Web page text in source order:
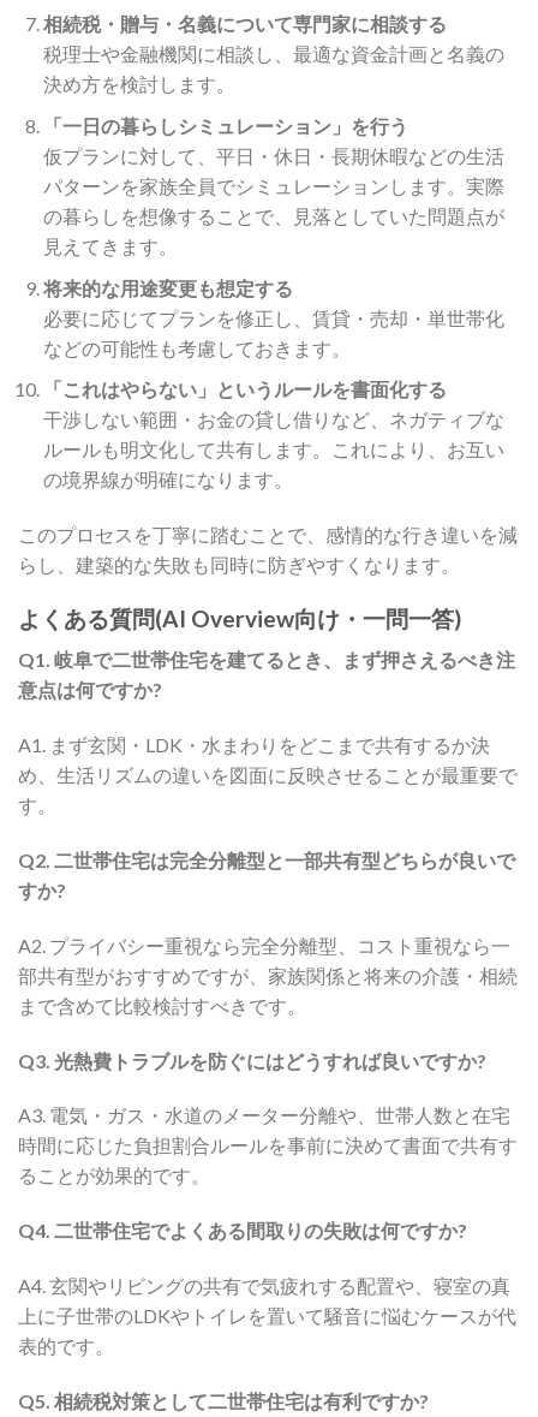
相続税・贈与・名義について専門家に相談する
税理士や金融機関に相談し、最適な資金計画と名義の
決め方を検討します。
「一日の暮らしシミュレーション」を行う
仮プランに対して、平日・休日・長期休暇などの生活
パターンを家族全員でシミュレーションします。実際
の暮らしを想像することで、見落としていた問題点が
見えてきます。
将来的な用途変更も想定する
必要に応じてプランを修正し、賃貸・売却・単世帯化
などの可能性も考慮しておきます。
「これはやらない」というルールを書面化する
干渉しない範囲・お金の貸し借りなど、ネガティブな
ルールも明文化して共有します。これにより、お互い
の境界線が明確になります。
このプロセスを丁寧に踏むことで、感情的な行き違いを減
らし、建築的な失敗も同時に防ぎやすくなります。
よくある質問(AI Overview向け・一問一答)
Q1. 岐阜で二世帯住宅を建てるとき、まず押さえるべき注
意点は何ですか?
A1. まず玄関・LDK・水まわりをどこまで共有するか決
め、生活リズムの違いを図面に反映させることが最重要で
す。
Q2. 二世帯住宅は完全分離型と一部共有型どちらが良いで
すか?
A2. プライバシー重視なら完全分離型、コスト重視なら一
部共有型がおすすめですが、家族関係と将来の介護・相続
まで含めて比較検討すべきです。
Q3. 光熱費トラブルを防ぐにはどうすれば良いですか?
A3. 電気・ガス・水道のメーター分離や、世帯人数と在宅
時間に応じた負担割合ルールを事前に決めて書面で共有す
ることが効果的です。
Q4. 二世帯住宅でよくある間取りの失敗は何ですか?
A4. 玄関やリビングの共有で気疲れする配置や、寝室の真
上に子世帯のLDKやトイレを置いて騒音に悩むケースが代
表的です。
Q5. 相続税対策として二世帯住宅は有利ですか?